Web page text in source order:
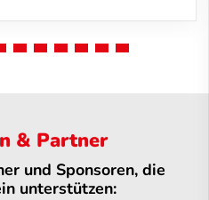
& Partner
und Sponsoren, die
unterstützen: